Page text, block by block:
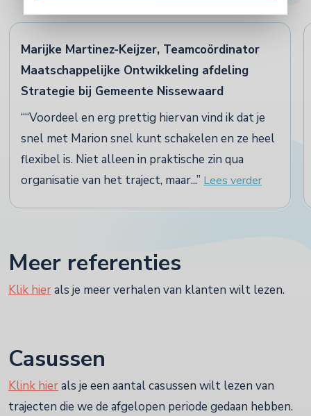
Marijke Martinez-Keijzer, Teamcoördinator
Maatschappelijke Ontwikkeling afdeling
Strategie bij Gemeente Nissewaard
“Voordeel en erg prettig hiervan vind ik dat je
snel met Marion snel kunt schakelen en ze heel
flexibel is. Niet alleen in praktische zin qua
organisatie van het traject, maar... Lees verder
Meer referenties
Klik hierals je meer verhalen van klanten wilt lezen.
Casussen
Klink hierals je een aantal casussen wilt lezen van
trajecten die we de afgelopen periode gedaan hebben.